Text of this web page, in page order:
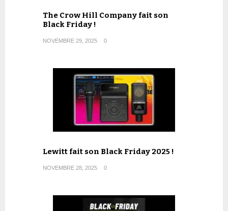
The Crow Hill Company fait son
Black Friday !
NOVEMBRE 29, 2025 0
Lewitt fait son Black Friday 2025 !
NOVEMBRE 28, 2025 0